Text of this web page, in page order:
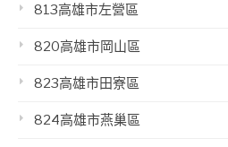
813高雄市左營區
820高雄市岡山區
823高雄市田寮區
824高雄市燕巢區